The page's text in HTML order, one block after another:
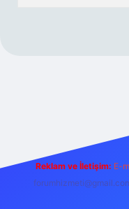
Reklam ve İletişim: E-